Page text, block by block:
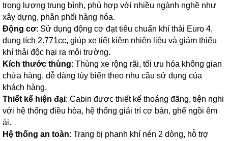
trọng lượng trung bình, phù hợp với nhiều ngành nghề như
xây dựng, phân phối hàng hóa.
Động cơ: Sử dụng động cơ đạt tiêu chuẩn khí thải Euro 4,
dung tích 2.771cc, giúp xe tiết kiệm nhiên liệu và giảm thiểu
khí thải độc hại ra môi trường.
Kích thước thùng: Thùng xe rộng rãi, tối ưu hóa không gian
chứa hàng, dễ dàng tùy biến theo nhu cầu sử dụng của
khách hàng.
Thiết kế hiện đại: Cabin được thiết kế thoáng đãng, tiện nghi
với hệ thống điều hòa, hệ thống giải trí cơ bản, ghế ngồi êm
ái.
Hệ thống an toàn: Trang bị phanh khí nén 2 dòng, hỗ trợ